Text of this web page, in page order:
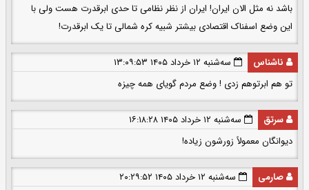
باشد نه مثل الان ایران! ایران از نظر نظامی تا حدی ابرقدرت هست ولی با
این وضع اسفناک اقتصادی بیشتر شبیه کره شمالی تا یک ابرقدرت!
ناشناس
سه‌شنبه ۱۲ خرداد ۱۴۰۵ ۱۳:۰۹:۵۳
تو هم ابرتوهم زدی ! وضع مردم گویای همه چیزه
سرتق
سه‌شنبه ۱۲ خرداد ۱۴۰۵ ۱۶:۱۸:۲۸
ديوانگان معمولاً زورشون زياده!
صارمی
سه‌شنبه ۱۲ خرداد ۱۴۰۵ ۲۰:۲۹:۵۲